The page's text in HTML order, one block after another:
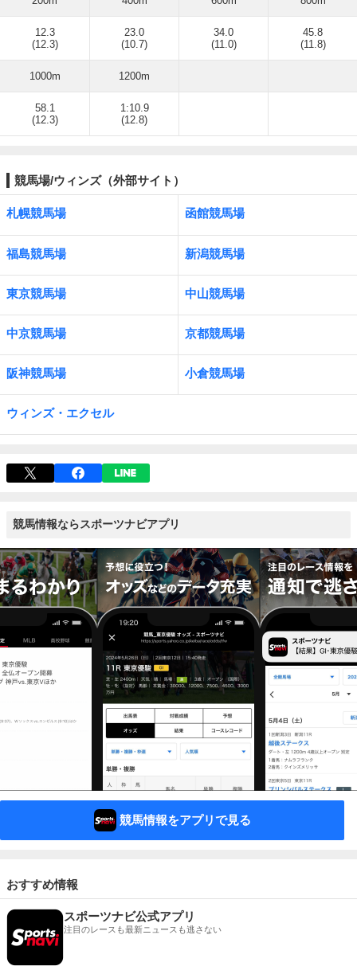
12.3
(12.3)
23.0
(10.7)
34.0
(11.0)
45.8
(11.8)
1000m 1200m
58.1
(12.3)
1:10.9
(12.8)
競馬場/ウィンズ（外部サイト）
札幌競馬場 函館競馬場
福島競馬場 新潟競馬場
東京競馬場 中山競馬場
中京競馬場 京都競馬場
阪神競馬場 小倉競馬場
ウィンズ・エクセル
競馬情報ならスポーツナビアプリ
競馬情報をアプリで見る
おすすめ情報
スポーツナビ公式アプリ
注目のレースも最新ニュースも逃さない